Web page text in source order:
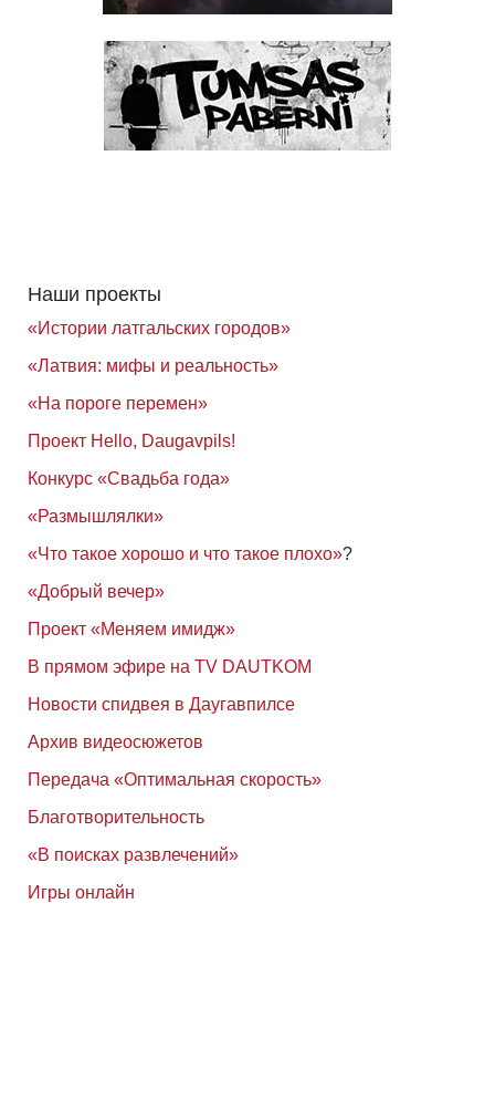
Наши проекты
«Истории латгальских городов»
«Латвия: мифы и реальность»
«На пороге перемен»
Проект Hello, Daugavpils!
Конкурс «Свадьба года»
«Размышлялки»
«Что такое хорошо и что такое плохо»?
«Добрый вечер»
Проект «Меняем имидж»
В прямом эфире на TV DAUTKOM
Новости спидвея в Даугавпилсе
Архив видеосюжетов
Передача «Оптимальная скорость»
Благотворительность
«В поисках развлечений»
Игры онлайн